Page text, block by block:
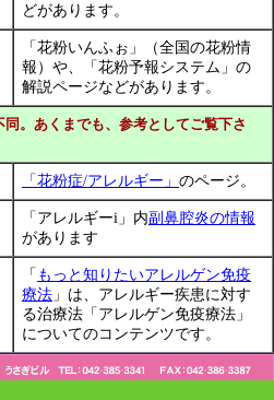
どがあります。
「花粉いんふぉ」（全国の花粉情
報）や、「花粉予報システム」の
解説ページなどがあります。
同。あくまでも、参考としてご覧下さ
「花粉症/アレルギー」 のページ。
「アレルギーi」内副鼻腔炎の情報
があります
「 もっと知りたいアレルゲン免疫
療法 」は、アレルギー疾患に対す
る治療法「アレルゲン免疫療法」
についてのコンテンツです。